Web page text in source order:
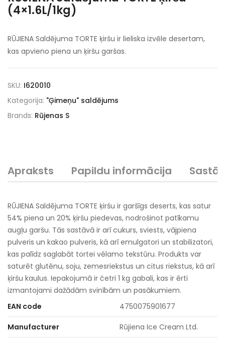
(4×1.6L/1kg)
RŪJIENA Saldējuma TORTE ķiršu ir lieliska izvēle desertam,
kas apvieno piena un ķiršu garšas.
SKU: I620010
Kategorija: "Ģimeņu" saldējums
Brands: Rūjenas S
Apraksts Papildu informācija
RŪJIENA Saldējuma TORTE ķiršu ir garšīgs deserts, kas satur
54% piena un 20% ķiršu piedevas, nodrošinot patīkamu
augļu garšu. Tās sastāvā ir arī cukurs, sviests, vājpiena
pulveris un kakao pulveris, kā arī emulgatori un stabilizatori,
kas palīdz saglabāt tortei vēlamo tekstūru. Produkts var
saturēt glutēnu, soju, zemesriekstus un citus riekstus, kā arī
ķiršu kaulus. Iepakojumā ir četri 1 kg gabali, kas ir ērti
izmantojami dažādām svinībām un pasākumiem.
EAN code
4750075901677
Manufacturer Rūjiena Ice Cream Ltd.